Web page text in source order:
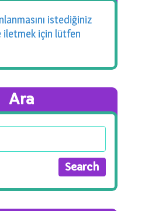
istediğiniz
iletmek için lütfen
Ara